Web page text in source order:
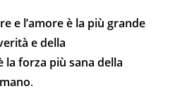
e l’amore è la più grande
e della
la forza più sana della
.